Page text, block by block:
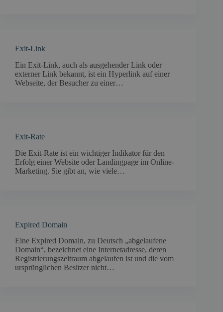
Exit-Link
Ein Exit-Link, auch als ausgehender Link oder
externer Link bekannt, ist ein Hyperlink auf einer
Webseite, der Besucher zu einer…
Exit-Rate
Die Exit-Rate ist ein wichtiger Indikator für den
Erfolg einer Website oder Landingpage im Online-
Marketing. Sie gibt an, wie viele…
Expired Domain
Eine Expired Domain, zu Deutsch „abgelaufene
Domain“, bezeichnet eine Internetadresse, deren
Registrierungszeitraum abgelaufen ist und die vom
ursprünglichen Besitzer nicht…